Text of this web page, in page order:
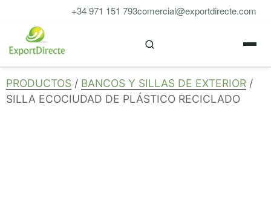
contenido
+34 971 151 793comercial@exportdirecte.com
PRODUCTOS / BANCOS Y SILLAS DE EXTERIOR /
SILLA ECOCIUDAD DE PLÁSTICO RECICLADO